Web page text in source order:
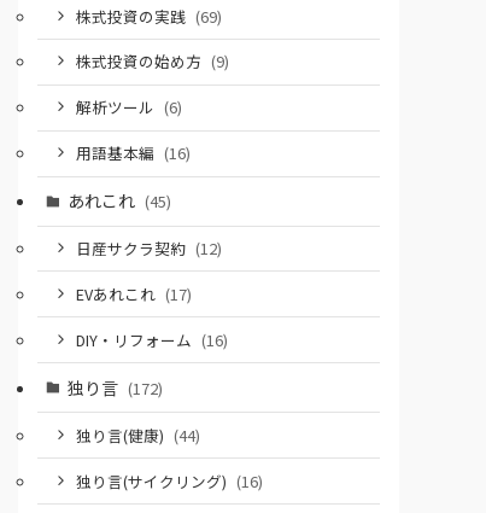
株式投資の実践 (69)
株式投資の始め方 (9)
解析ツール (6)
用語基本編 (16)
あれこれ (45)
日産サクラ契約 (12)
EVあれこれ (17)
DIY・リフォーム (16)
独り言 (172)
独り言(健康) (44)
独り言(サイクリング) (16)